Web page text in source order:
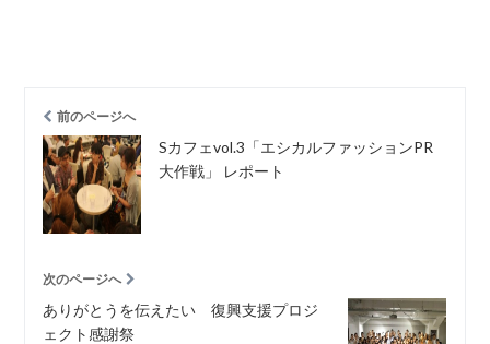
前のページへ
Sカフェvol.3「エシカルファッションPR
大作戦」 レポート
次のページへ
ありがとうを伝えたい 復興支援プロジ
ェクト感謝祭